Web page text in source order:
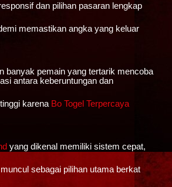
dan pilihan pasaran lengkap
memastikan angka yang keluar
banyak pemain yang tertarik mencoba
antara keberuntungan dan
karena Bo Togel Terpercaya
yang dikenal memiliki sistem cepat,
sebagai pilihan utama berkat